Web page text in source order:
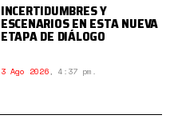
INCERTIDUMBRES Y
ESCENARIOS EN ESTA NUEVA
ETAPA DE DIÁLOGO
3 Ago 2026, 4:37 pm.